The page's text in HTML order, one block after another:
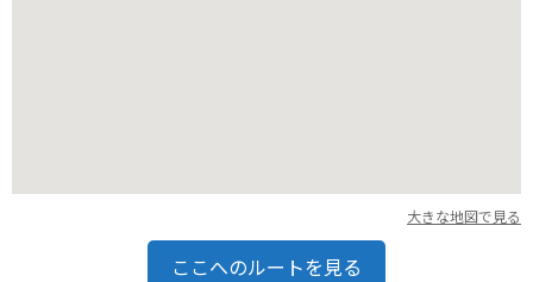
大きな地図で見る
ここへのルートを見る